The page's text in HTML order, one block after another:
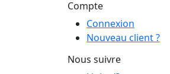
Compte
Connexion
Nouveau client ?
Nous suivre